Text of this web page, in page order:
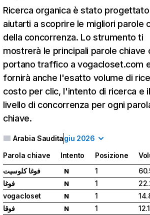
Ricerca organica è stato
aiutarti a scoprire le migliori parole
della concorrenza. Lo strumento ti
mostrerà le principali parole chiave
portano traffico a vogacloset.com
fornirà anche l'esatto volume di
costo per clic, l'intento di ricerca e il
livello di concorrenza per ogni
chiave.
Arabia Sauditagiu 2026
Parola chiave Intento Posizione
فوغا كلوسيت
N 1
فوغا
N 1
vogacloset
N 1
فوقا
N 1